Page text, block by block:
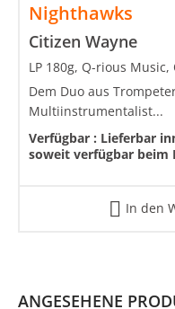
Nighthawks
Citizen Wayne
LP 180g, Q-rious Music,
Dem Duo aus
Multiinstrumentalist...
Verfügbar : Lieferbar
soweit verfügbar beim
In den
ANGESEHENE